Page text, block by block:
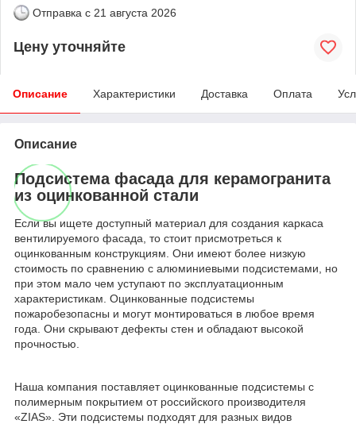
Отправка с 21 августа 2026
Цену уточняйте
Описание Характеристики Доставка Оплата
Описание
Подсистема фасада для керамогранита
из оцинкованной стали
Если вы ищете доступный материал для создания каркаса
вентилируемого фасада, то стоит присмотреться к
оцинкованным конструкциям. Они имеют более низкую
стоимость по сравнению с алюминиевыми подсистемами, но
при этом мало чем уступают по эксплуатационным
характеристикам. Оцинкованные подсистемы
пожаробезопасны и могут монтироваться в любое время
года. Они скрывают дефекты стен и обладают высокой
прочностью.
Наша компания поставляет оцинкованные подсистемы с
полимерным покрытием от российского производителя
«ZIAS». Эти подсистемы подходят для разных видов